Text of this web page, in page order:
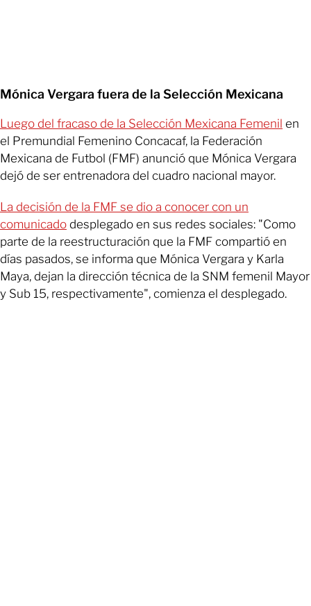
Mónica Vergara fuera de la Selección Mexicana
Luego del fracaso de la Selección Mexicana Femenil en
el Premundial Femenino Concacaf, la Federación
Mexicana de Futbol (FMF) anunció que Mónica Vergara
dejó de ser entrenadora del cuadro nacional mayor.
La decisión de la FMF se dio a conocer con un
comunicado desplegado en sus redes sociales: "Como
parte de la reestructuración que la FMF compartió en
días pasados, se informa que Mónica Vergara y Karla
Maya, dejan la dirección técnica de la SNM femenil Mayor
y Sub 15, respectivamente", comienza el desplegado.